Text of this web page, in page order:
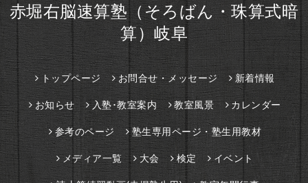
赤堀右脳速算塾（そろばん・珠算式暗
算）岐阜
トップページ お問合せ・メッセージ 新着情報
お知らせ 入塾･教室案内 教室風景 カレンダー
参考のページ 塾生専用ページ・塾生用教材
メディア一覧 大会 検定 イベント